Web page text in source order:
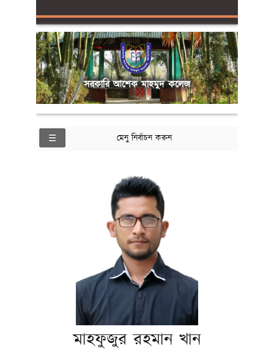
সরকারি আশেক মাহমুদ কলেজ
মেনু নির্বাচন করুন
মাহফুজুর রহমান খান